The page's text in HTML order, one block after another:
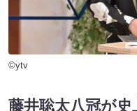
©ytv
藤井聡太八冠が